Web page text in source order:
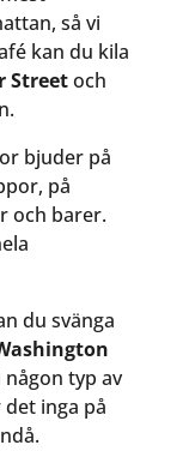
så vi
kan du kila
Streetoch
bjuder på
på
och barer.
du svänga
typ av
inga på